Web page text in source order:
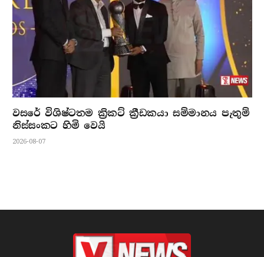
වසරේ විශිෂ්ටතම ක්‍රිකට් ක්‍රීඩකයා සම්මානය පැතුම්
නිස්සංකට හිමි වෙයි
2026-08-07